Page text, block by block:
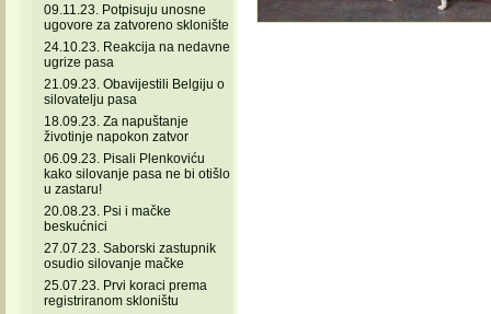
09.11.23. Potpisuju unosne
ugovore za zatvoreno sklonište
24.10.23. Reakcija na nedavne
ugrize pasa
21.09.23. Obavijestili Belgiju o
silovatelju pasa
18.09.23. Za napuštanje
životinje napokon zatvor
06.09.23. Pisali Plenkoviću
kako silovanje pasa ne bi otišlo
u zastaru!
20.08.23. Psi i mačke
beskućnici
27.07.23. Saborski zastupnik
osudio silovanje mačke
25.07.23. Prvi koraci prema
registriranom skloništu